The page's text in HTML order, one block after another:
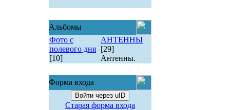
Альбомы
Фото с
полевого дня
[10]
АНТЕННЫ
[29]
Антенны.
Форма входа
Войти через uID
Старая форма входа